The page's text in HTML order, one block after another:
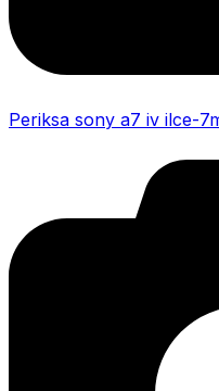
Periksa sony a7 iv ilce-